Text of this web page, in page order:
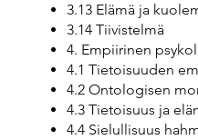
3.13 Elämä ja
3.14 Tiivistelmä
4. Empiirinen
4.1 Tietoisuuden
4.2 Ontologisen
4.3 Tietoisuus ja
4.4 Sielullisuus